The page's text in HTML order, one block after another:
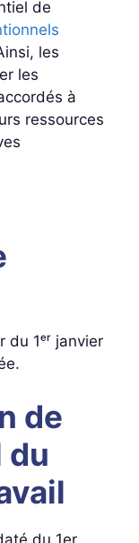
de
les
les
à
ressources
du 1ᵉʳ janvier
de
du
du 1er